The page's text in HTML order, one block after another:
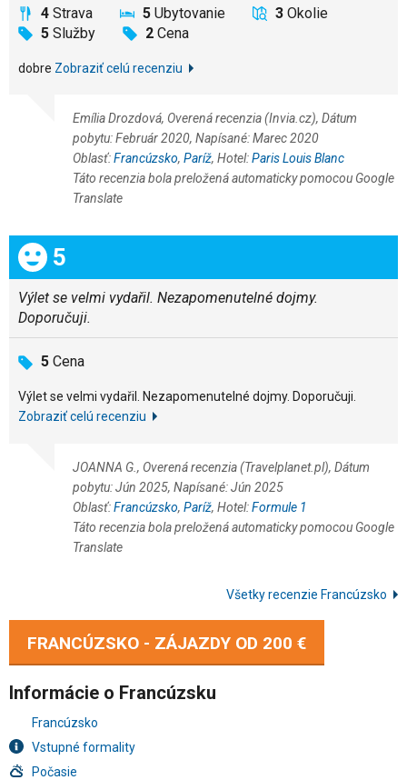
4 Strava 5 Ubytovanie 3 Okolie
5 Služby 2 Cena
dobre Zobraziť celú recenziu
Emília Drozdová, Overená recenzia (Invia.cz), Dátum
pobytu: Február 2020, Napísané: Marec 2020
Oblasť:Francúzsko, Paríž, Hotel:Paris Louis Blanc
Táto recenzia bola preložená automaticky pomocou Google
Translate
Celkom:
5
Výlet se velmi vydařil. Nezapomenutelné dojmy.
Doporučuji.
5 Cena
Výlet se velmi vydařil. Nezapomenutelné dojmy. Doporučuji.
Zobraziť celú recenziu
JOANNA G., Overená recenzia (Travelplanet.pl), Dátum
pobytu: Jún 2025, Napísané: Jún 2025
Oblasť:Francúzsko, Paríž, Hotel:Formule 1
Táto recenzia bola preložená automaticky pomocou Google
Translate
Všetky recenzie Francúzsko
FRANCÚZSKO - ZÁJAZDY OD 200 €
Informácie o Francúzsku
Francúzsko
Vstupné formality
Počasie